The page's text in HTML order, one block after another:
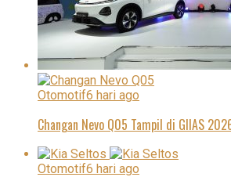
Otomotif6 hari ago
Changan Nevo Q05 Tampil di GIIAS
Otomotif6 hari ago